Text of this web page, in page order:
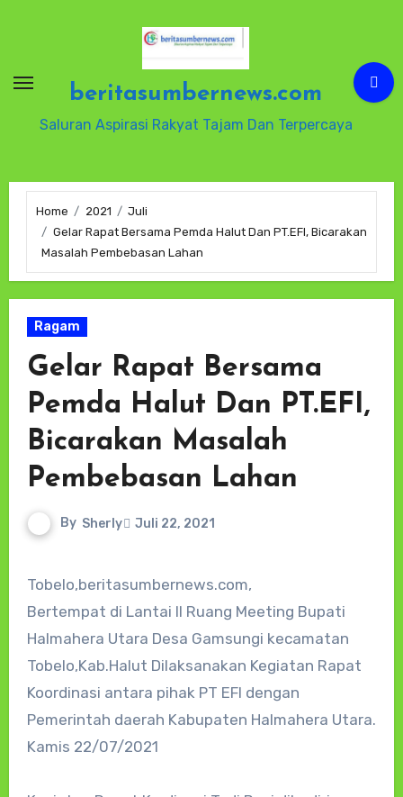
beritasumbernews.com
Saluran Aspirasi Rakyat Tajam Dan Terpercaya
Home 2021
Juli
Gelar Rapat Bersama Pemda Halut Dan PT.EFI, Bicarakan
Masalah Pembebasan Lahan
Ragam
Gelar Rapat Bersama
Pemda Halut Dan PT.EFI,
Bicarakan Masalah
Pembebasan Lahan
By Sherly Juli 22, 2021
Tobelo,beritasumbernews.com,
Bertempat di Lantai II Ruang Meeting Bupati
Halmahera Utara Desa Gamsungi kecamatan
Tobelo,Kab.Halut Dilaksanakan Kegiatan Rapat
Koordinasi antara pihak PT EFI dengan
Pemerintah daerah Kabupaten Halmahera Utara.
Kamis 22/07/2021